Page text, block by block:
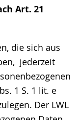
Art. 21
die sich aus
jederzeit
1 S. 1 lit. e
Der LWL